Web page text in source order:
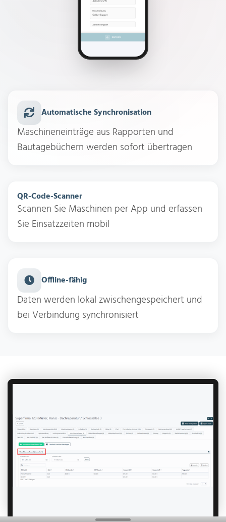
Automatische Synchronisation
Maschineneinträge aus Rapporten und
Bautagebüchern werden sofort übertragen
QR-Code-Scanner
Scannen Sie Maschinen per App und erfassen
Sie Einsatzzeiten mobil
Offline-fähig
Daten werden lokal zwischengespeichert und
bei Verbindung synchronisiert